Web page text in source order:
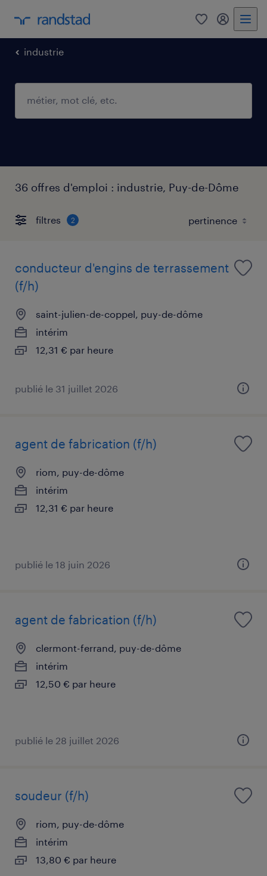
0 mon
industrie
36 offres d'emploi : industrie, Puy-de-Dôme
filtres 2
conducteur d'engins de terrassement
(f/h)
saint-julien-de-coppel, puy-de-dôme
intérim
12,31 € par heure
publié le 31 juillet 2026
agent de fabrication (f/h)
riom, puy-de-dôme
intérim
12,31 € par heure
publié le 18 juin 2026
agent de fabrication (f/h)
clermont-ferrand, puy-de-dôme
intérim
12,50 € par heure
publié le 28 juillet 2026
soudeur (f/h)
riom, puy-de-dôme
intérim
13,80 € par heure